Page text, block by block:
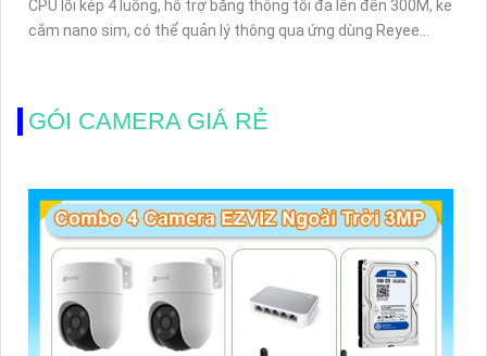
CPU lõi kép 4 luồng, hỗ trợ băng thông tối đa lên đến 300M, ke
cắm nano sim, có thể quản lý thông qua ứng dùng Reyee
GÓI CAMERA GIÁ RẺ